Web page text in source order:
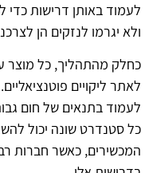
לעמוד באותן דרישות כדי
ולא יגרמו לנזקים הן
כחלק מהתהליך, כל מוצר
לאתר ליקויים
לעמוד בתנאים של חום
כל סטנדרט שונה יכול
המכשירים, כאשר חברות